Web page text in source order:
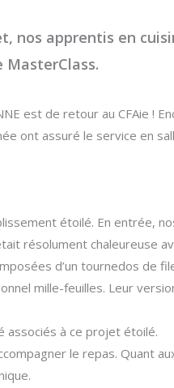
nos apprentis en
MasterClass.
est de retour au CFAie !
ont assuré le service en
étoilé. En entrée,
résolument chaleureuse
d’un tournedos de
mille-feuilles. Leur
associés à ce projet étoilé.
le repas. Quant